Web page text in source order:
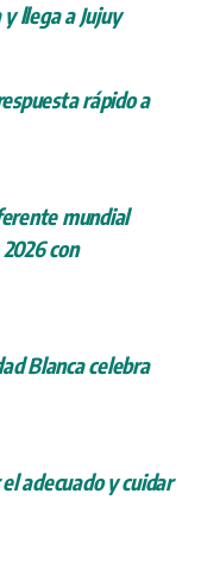
llega a Jujuy
rápido a
mundial
con
Blanca celebra
adecuado y cuidar